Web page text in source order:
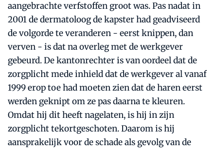
aangebrachte verfstoffen groot was. Pas nadat in
2001 de dermatoloog de kapster had geadviseerd
de volgorde te veranderen - eerst knippen, dan
verven - is dat na overleg met de werkgever
gebeurd. De kantonrechter is van oordeel dat de
zorgplicht mede inhield dat de werkgever al vanaf
1999 erop toe had moeten zien dat de haren eerst
werden geknipt om ze pas daarna te kleuren.
Omdat hij dit heeft nagelaten, is hij in zijn
zorgplicht tekortgeschoten. Daarom is hij
aansprakelijk voor de schade als gevolg van de